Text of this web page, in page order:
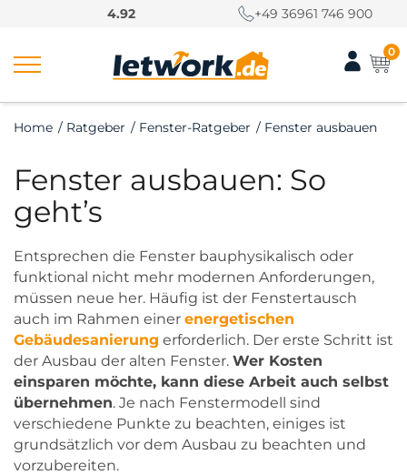
4.92 +49 36961 746 900
0
Home / Ratgeber / Fenster-Ratgeber / Fenster ausbauen
Fenster ausbauen: So
geht’s
Entsprechen die Fenster bauphysikalisch oder
funktional nicht mehr modernen Anforderungen,
müssen neue her. Häufig ist der Fenstertausch
auch im Rahmen einer energetischen
Gebäudesanierung erforderlich. Der erste Schritt ist
der Ausbau der alten Fenster. Wer Kosten
einsparen möchte, kann diese Arbeit auch selbst
übernehmen. Je nach Fenstermodell sind
verschiedene Punkte zu beachten, einiges ist
grundsätzlich vor dem Ausbau zu beachten und
vorzubereiten.